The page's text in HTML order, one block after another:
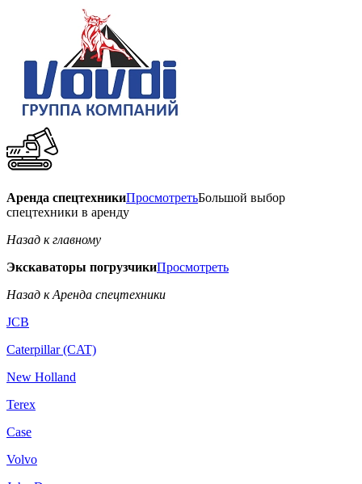
Аренда спецтехникиПросмотретьБольшой выбор
спецтехники в аренду
Назад к главному
Экскаваторы погрузчикиПросмотреть
Назад к Аренда спецтехники
JCB
Caterpillar (CAT)
New Holland
Terex
Case
Volvo